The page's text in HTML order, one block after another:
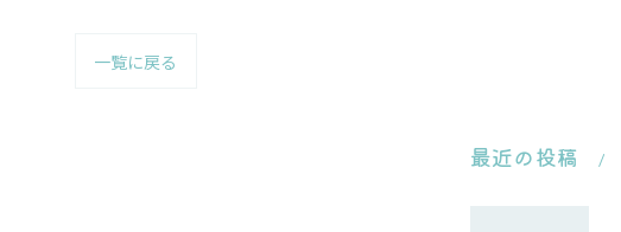
一覧に戻る
最近の投稿